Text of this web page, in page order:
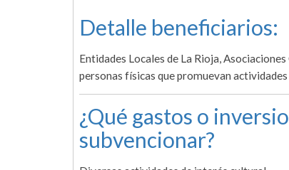
Detalle beneficiarios:
Entidades Locales de La Rioja,
personas físicas que promuevan
¿Qué gastos o
subvencionar?